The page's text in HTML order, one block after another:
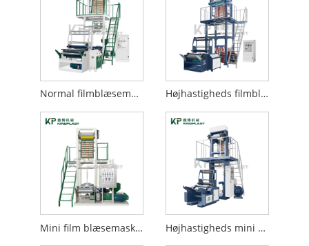
Normal filmblæsemaskine Højhastigheds filmblæsemaskine
Mini film blæsemaskine Højhastigheds mini film blæsemaskine